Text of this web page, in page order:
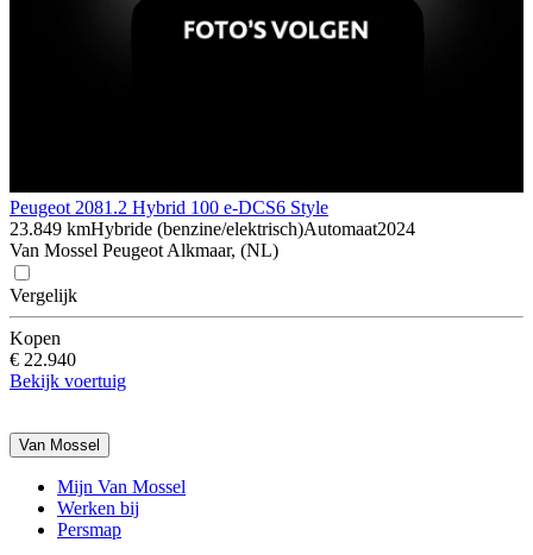
Peugeot 2081.2 Hybrid 100 e-DCS6 Style
23.849 kmHybride (benzine/elektrisch)Automaat2024
Van Mossel Peugeot Alkmaar, (NL)
Vergelijk
Kopen
€ 22.940
Bekijk voertuig
Van Mossel
Mijn Van Mossel
Werken bij
Persmap